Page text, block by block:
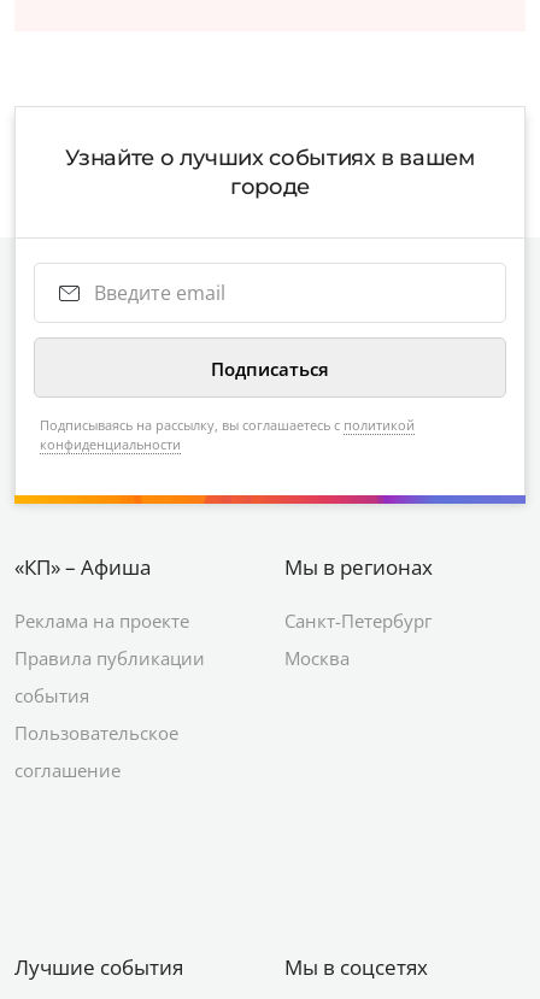
Узнайте о лучших событиях в вашем
городе
Подписываясь на рассылку, вы соглашаетесь с политикой
конфиденциальности
«КП» – Афиша
Реклама на проекте
Правила публикации
события
Пользовательское
соглашение
Мы в регионах
Санкт-Петербург
Москва
Лучшие события Мы в соцсетях